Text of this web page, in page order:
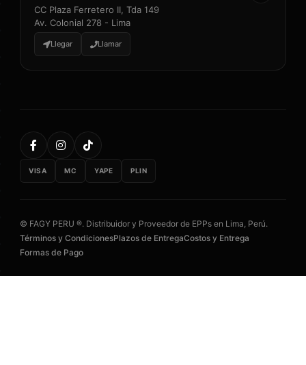
CC Plaza Ferretero II, Tda 149
Av. Colonial 278 - Lima
Llegar Llamar
VISA MC YAPE PLIN
© FAGY PERU ®. Distribuidor y Proveedor de EPPs en Lima, Perú.
Términos y CondicionesPlazos de EntregaCostos y Entrega
Formas de Pago